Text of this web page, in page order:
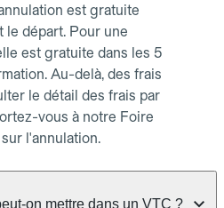
est gratuite
le départ. Pour une
est gratuite dans les 5
Au-delà, des frais
le détail des frais par
vous à notre Foire
l'annulation.
on mettre dans un VTC ?